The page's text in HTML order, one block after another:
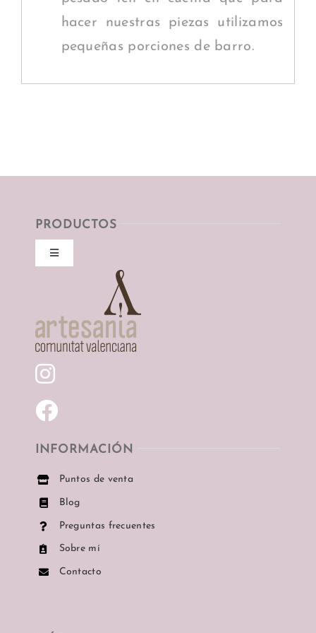
hacer nuestras piezas utilizamos
pequeñas porciones de barro.
PRODUCTOS
Toggle
Navigation
Pendientes
Anillos
INFORMACIÓN
Puntos de venta
Blog
Preguntas frecuentes
Sobre mí
Contacto